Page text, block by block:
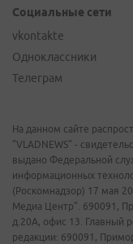
Социальные сети
vkontakte
Одноклассники
Телеграм
На данном сайте
"VLADNEWS" -
выдано Федеральной
информационных
(Роскомнадзор) 17 мая
Медиа Центр". 690091,
д.20А, офис 13. Главный
редакции: 690091,